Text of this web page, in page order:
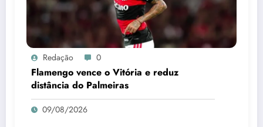
Redação 0
Flamengo vence o Vitória e reduz
distância do Palmeiras
09/08/2026